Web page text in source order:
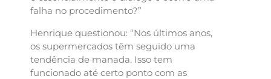
falha no procedimento?”
Henrique questionou: “Nos últimos anos,
os supermercados têm seguido uma
tendência de manada. Isso tem
funcionado até certo ponto com as